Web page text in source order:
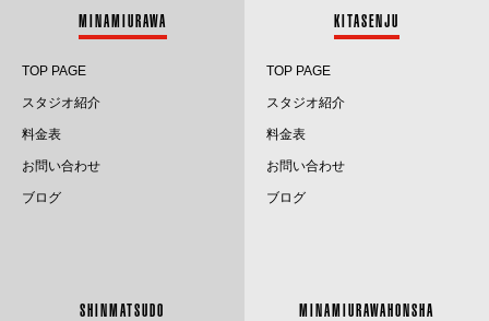
2025.1
2024.12
2024.11
MINAMIURAWA
TOP PAGE
スタジオ紹介
料金表
お問い合わせ
ブログ
KITASENJU
TOP PAGE
スタジオ紹介
料金表
お問い合わせ
ブログ
SHINMATSUDO MINAMIURAWAHONSHA